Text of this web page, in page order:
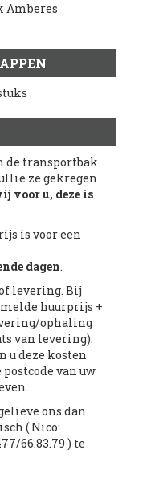
Amberes
de transportbak
ze gekregen
voor u, deze is
is voor een
dagen.
levering. Bij
huurprijs +
ophaling
van levering).
u deze kosten
van uw
ons dan
( Nico:
66.83.79 ) te